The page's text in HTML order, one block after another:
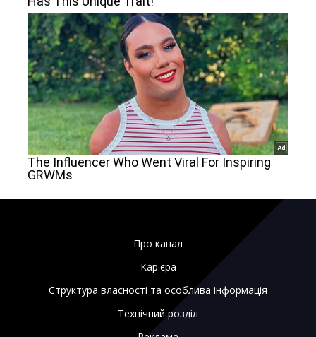
Про канал
Кар'єра
Структура власності та особлива інформація
Технічний розділ